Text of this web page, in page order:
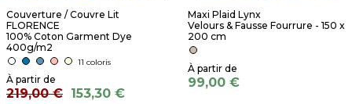
Couverture / Couvre Lit
FLORENCE
100% Coton Garment Dye
400g/m2
11 coloris
219,00 € 153,30 €
Maxi Plaid Lynx
Velours & Fausse Fourrure - 150 x
200 cm
99,00 €